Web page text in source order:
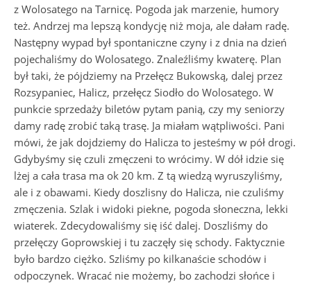
z Wolosatego na Tarnicę. Pogoda jak marzenie, humory
też. Andrzej ma lepszą kondycję niż moja, ale dałam radę.
Następny wypad był spontaniczne czyny i z dnia na dzień
pojechaliśmy do Wolosatego. Znaleźliśmy kwaterę. Plan
był taki, że pójdziemy na Przełęcz Bukowską, dalej przez
Rozsypaniec, Halicz, przełęcz Siodło do Wolosatego. W
punkcie sprzedaży biletów pytam panią, czy my seniorzy
damy radę zrobić taką trasę. Ja miałam wątpliwości. Pani
mówi, że jak dojdziemy do Halicza to jesteśmy w pół drogi.
Gdybyśmy się czuli zmęczeni to wrócimy. W dół idzie się
lżej a cała trasa ma ok 20 km. Z tą wiedzą wyruszyliśmy,
ale i z obawami. Kiedy doszlisny do Halicza, nie czuliśmy
zmęczenia. Szlak i widoki piekne, pogoda słoneczna, lekki
wiaterek. Zdecydowaliśmy się iść dalej. Doszliśmy do
przełęczy Goprowskiej i tu zaczęły się schody. Faktycznie
było bardzo ciężko. Szliśmy po kilkanaście schodów i
odpoczynek. Wracać nie możemy, bo zachodzi słońce i